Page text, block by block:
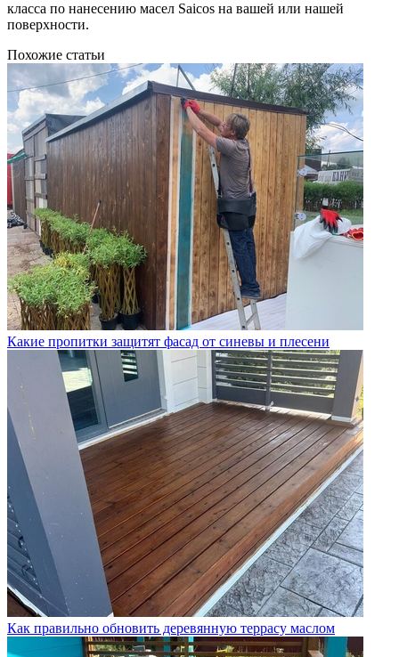
класса по нанесению масел Saicos на вашей или нашей
поверхности.
Похожие статьи
Какие пропитки защитят фасад от синевы и плесени
Как правильно обновить деревянную террасу маслом